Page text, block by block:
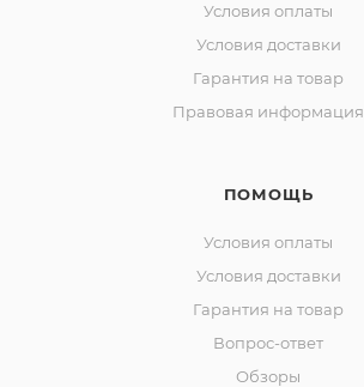
Условия оплаты
Условия доставки
Гарантия на товар
Правовая информация
ПОМОЩЬ
Условия оплаты
Условия доставки
Гарантия на товар
Вопрос-ответ
Обзоры